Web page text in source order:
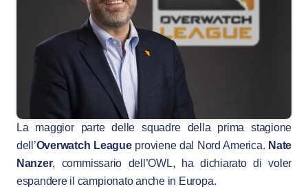
La maggior parte delle squadre della prima stagione
dell’Overwatch Leagueproviene dal Nord America. Nate
Nanzer, commissario dell’OWL, ha dichiarato di voler
espandere il campionato anche in Europa.